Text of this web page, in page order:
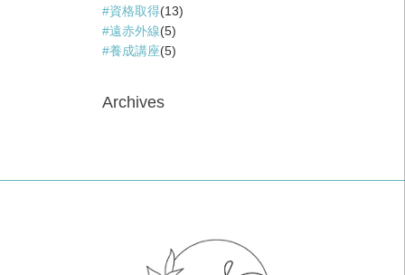
資格取得(13)
遠赤外線(5)
養成講座(5)
Archives